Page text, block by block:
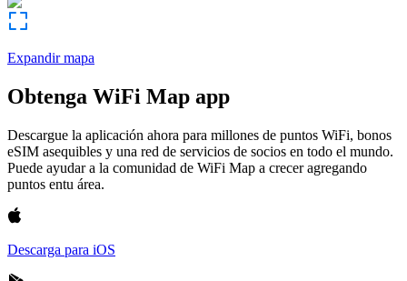
Expandir mapa
Obtenga WiFi Map app
Descargue la aplicación ahora para millones de puntos WiFi, bonos
eSIM asequibles y una red de servicios de socios en todo el mundo.
Puede ayudar a la comunidad de WiFi Map a crecer agregando
puntos entu área.
Descarga para iOS